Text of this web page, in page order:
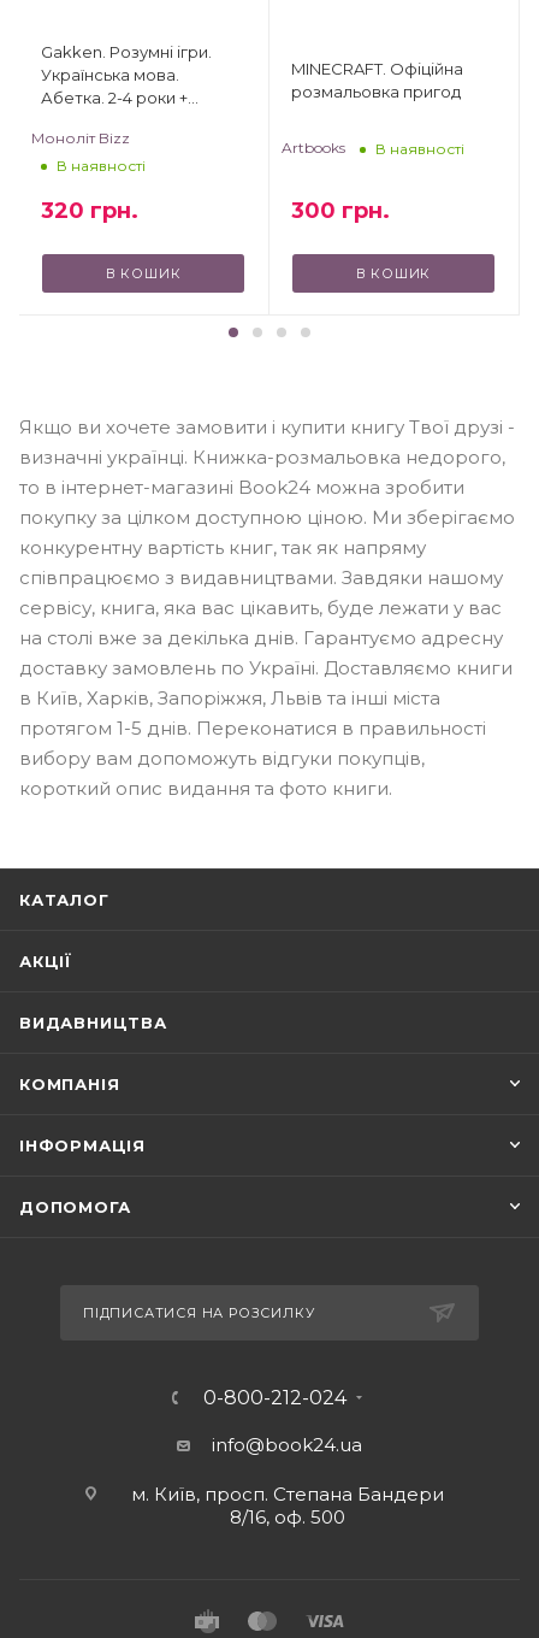
Gakken. Розумні ігри.
Українська мова.
Абетка. 2-4 роки +
сторінки для малювання
Моноліт Bizz
В наявності
320 грн.
В КОШИК
MINECRAFT. Офіційна
розмальовка пригод
Artbooks В наявності
300 грн.
В КОШИК
Якщо ви хочете замовити і купити книгу Твої друзі -
визначні українці. Книжка-розмальовка недорого,
то в інтернет-магазині Book24 можна зробити
покупку за цілком доступною ціною. Ми зберігаємо
конкурентну вартість книг, так як напряму
співпрацюємо з видавництвами. Завдяки нашому
сервісу, книга, яка вас цікавить, буде лежати у вас
на столі вже за декілька днів. Гарантуємо адресну
доставку замовлень по Україні. Доставляємо книги
в Київ, Харків, Запоріжжя, Львів та інші міста
протягом 1-5 днів. Переконатися в правильності
вибору вам допоможуть відгуки покупців,
короткий опис видання та фото книги.
КАТАЛОГ
АКЦІЇ
ВИДАВНИЦТВА
КОМПАНІЯ
ІНФОРМАЦІЯ
ДОПОМОГА
ПІДПИСАТИСЯ НА РОЗСИЛКУ
0-800-212-024
info@book24.ua
м. Київ, просп. Степана Бандери
8/16, оф. 500